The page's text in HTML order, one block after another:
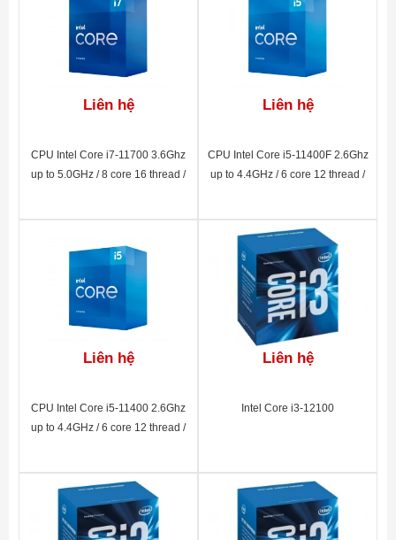
Liên hệ
CPU Intel Core i7-11700 3.6Ghz
up to 5.0GHz / 8 core 16 thread /
Liên hệ
CPU Intel Core i5-11400F 2.6Ghz
up to 4.4GHz / 6 core 12 thread /
Liên hệ
CPU Intel Core i5-11400 2.6Ghz
up to 4.4GHz / 6 core 12 thread /
Liên hệ
Intel Core i3-12100